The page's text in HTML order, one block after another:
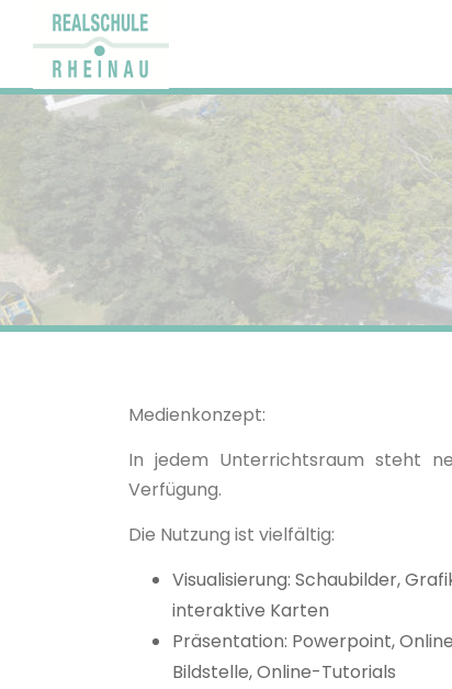
Medienkonzept:
In jedem Unterrichtsraum steht
Verfügung.
Die Nutzung ist vielfältig:
Visualisierung: Schaubilder,
interaktive Karten
Präsentation: Powerpoint,
Bildstelle, Online-Tutorials